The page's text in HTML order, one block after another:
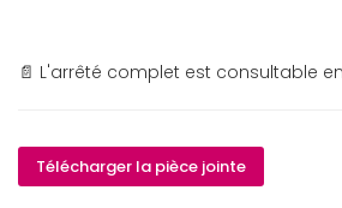
📄 L'arrêté complet est consultable
Télécharger la pièce jointe